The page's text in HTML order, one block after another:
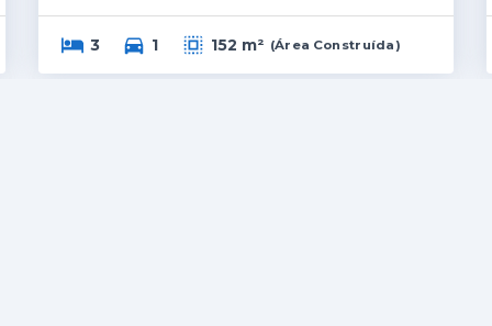
3 1 152 m² (Área Construída)